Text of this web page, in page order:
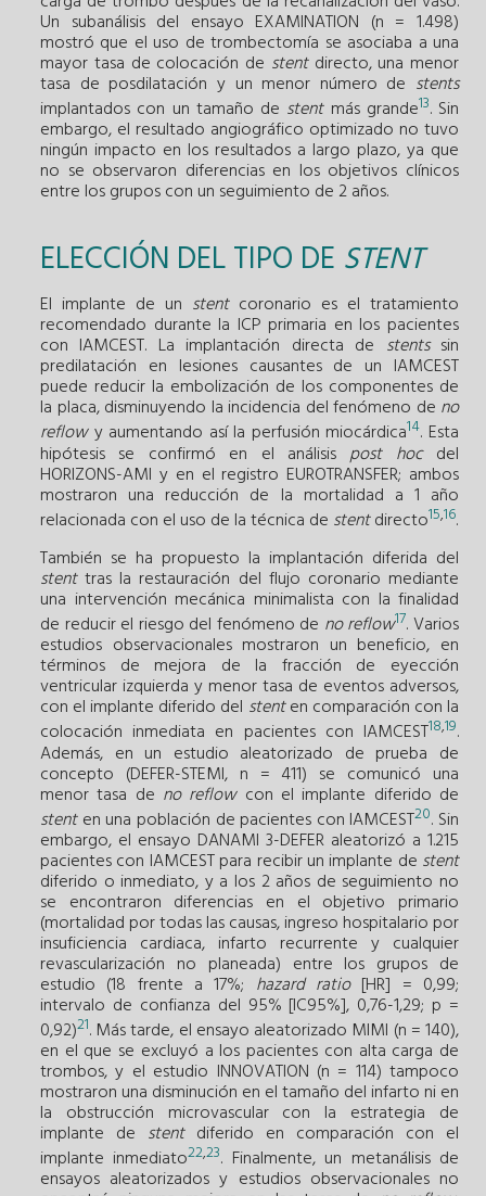
Un subanálisis del ensayo EXAMINATION (n = 1.498)
mostró que el uso de trombectomía se asociaba a una
mayor tasa de colocación de stentdirecto, una menor
tasa de posdilatación y un menor número de stents
implantados con un tamaño de stentmás grande13. Sin
embargo, el resultado angiográfico optimizado no tuvo
ningún impacto en los resultados a largo plazo, ya que
no se observaron diferencias en los objetivos clínicos
entre los grupos con un seguimiento de 2 años.
ELECCIÓN DEL TIPO DE STENT
El implante de un stentcoronario es el tratamiento
recomendado durante la ICP primaria en los pacientes
con IAMCEST. La implantación directa de stentssin
predilatación en lesiones causantes de un IAMCEST
puede reducir la embolización de los componentes de
la placa, disminuyendo la incidencia del fenómeno de no
reflowy aumentando así la perfusión miocárdica14. Esta
hipótesis se confirmó en el análisispost hocdel
HORIZONS-AMI y en el registro EUROTRANSFER; ambos
mostraron una reducción de la mortalidad a 1 año
relacionada con el uso de la técnica de stentdirecto15,16.
También se ha propuesto la implantación diferida del
stenttras la restauración del flujo coronario mediante
una intervención mecánica minimalista con la finalidad
de reducir el riesgo del fenómeno de no reflow17. Varios
estudios observacionales mostraron un beneficio, en
términos de mejora de la fracción de eyección
ventricular izquierda y menor tasa de eventos adversos,
con el implante diferido del stenten comparación con la
colocación inmediata en pacientes con IAMCEST18,19.
Además, en un estudio aleatorizado de prueba de
concepto (DEFER-STEMI, n = 411) se comunicó una
menor tasa de no reflowcon el implante diferido de
stenten una población de pacientes con IAMCEST20. Sin
embargo, el ensayo DANAMI 3-DEFER aleatorizó a 1.215
pacientes con IAMCEST para recibir un implante de stent
diferido o inmediato, y a los 2 años de seguimiento no
se encontraron diferencias en el objetivo primario
(mortalidad por todas las causas, ingreso hospitalario por
insuficiencia cardiaca, infarto recurrente y cualquier
revascularización no planeada) entre los grupos de
estudio (18 frente a 17%; hazard ratio[HR] = 0,99;
intervalo de confianza del 95% [IC95%], 0,76-1,29; p =
0,92)21. Más tarde, el ensayo aleatorizado MIMI (n = 140),
en el que se excluyó a los pacientes con alta carga de
trombos, y el estudio INNOVATION (n = 114) tampoco
mostraron una disminución en el tamaño del infarto ni en
la obstrucción microvascular con la estrategia de
implante de stentdiferido en comparación con el
implante inmediato22,23. Finalmente, un metanálisis de
ensayos aleatorizados y estudios observacionales no